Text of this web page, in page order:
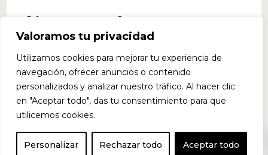
Valoramos tu privacidad
Utilizamos cookies para mejorar tu experiencia de
navegación, ofrecer anuncios o contenido
personalizados y analizar nuestro tráfico. Al hacer clic
en "Aceptar todo", das tu consentimiento para que
utilicemos cookies.
Personalizar Rechazar todo Aceptar todo
diseñada para
combinar una
textura crujiente